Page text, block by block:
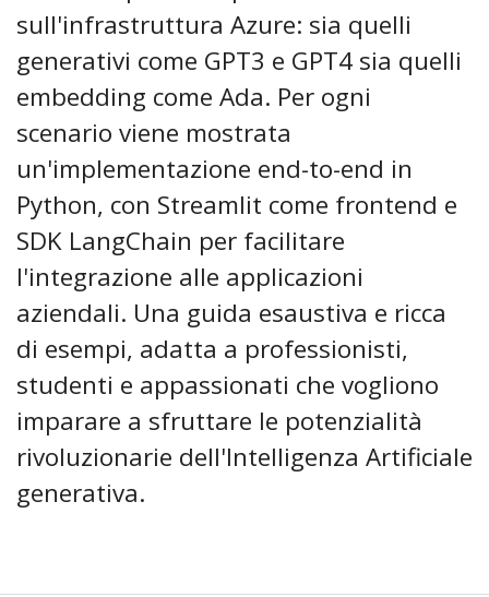
sull'infrastruttura Azure: sia quelli
generativi come GPT3 e GPT4 sia quelli
embedding come Ada. Per ogni
scenario viene mostrata
un'implementazione end-to-end in
Python, con Streamlit come frontend e
SDK LangChain per facilitare
l'integrazione alle applicazioni
aziendali. Una guida esaustiva e ricca
di esempi, adatta a professionisti,
studenti e appassionati che vogliono
imparare a sfruttare le potenzialità
rivoluzionarie dell'Intelligenza Artificiale
generativa.